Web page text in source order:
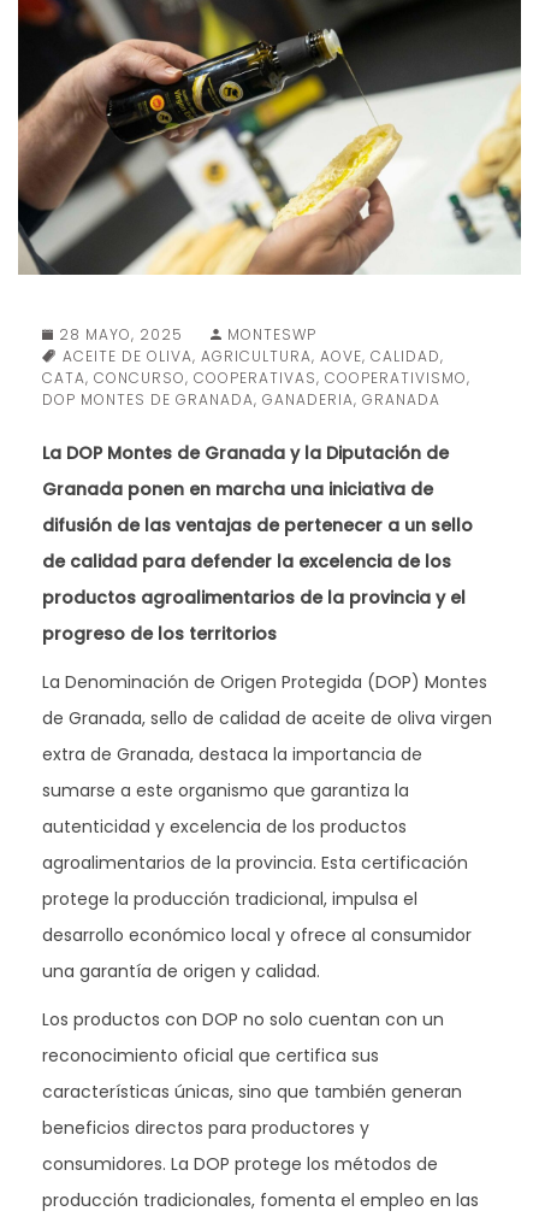
28 MAYO, 2025
MONTESWP
ACEITE DE OLIVA, AGRICULTURA, AOVE, CALIDAD,
CATA, CONCURSO, COOPERATIVAS, COOPERATIVISMO,
DOP MONTES DE GRANADA, GANADERIA, GRANADA
La DOP Montes de Granada y la Diputación de
Granada ponen en marcha una iniciativa de
difusión de las ventajas de pertenecer a un sello
de calidad para defender la excelencia de los
productos agroalimentarios de la provincia y el
progreso de los territorios
La Denominación de Origen Protegida (DOP) Montes
de Granada, sello de calidad de aceite de oliva virgen
extra de Granada, destaca la importancia de
sumarse a este organismo que garantiza la
autenticidad y excelencia de los productos
agroalimentarios de la provincia. Esta certificación
protege la producción tradicional, impulsa el
desarrollo económico local y ofrece al consumidor
una garantía de origen y calidad.
Los productos con DOP no solo cuentan con un
reconocimiento oficial que certifica sus
características únicas, sino que también generan
beneficios directos para productores y
consumidores. La DOP protege los métodos de
producción tradicionales, fomenta el empleo en las